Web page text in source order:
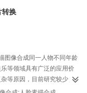
散小波变换（discrete
结果进行比较，主观评判
方面均优于其他3种方法；
间较NSCT方法提升了0.37
率（spatial frequency，
，峰值信噪比（peak signal
，IE）值和结构相似
换
图像合成同一人物不同年龄
等领域具有广泛的应用价
等原因，目前研究较少。
double dual generative